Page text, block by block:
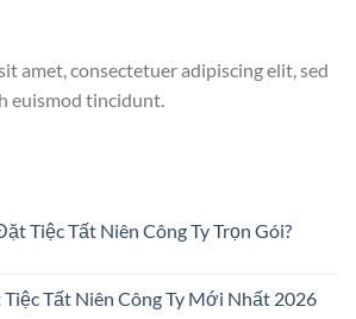
amet, consectetuer adipiscing elit, sed
euismod tincidunt.
Tiệc Tất Niên Công Ty Trọn Gói?
Tất Niên Công Ty Mới Nhất 2026